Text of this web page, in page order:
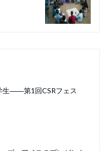
生――第1回CSRフェス